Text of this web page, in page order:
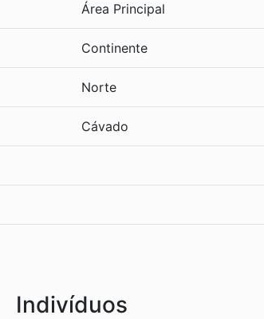
Área Principal
Continente
Norte
Cávado
Indivíduos